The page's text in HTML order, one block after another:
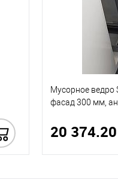
Мусорное ведро
фасад 300 мм,
20